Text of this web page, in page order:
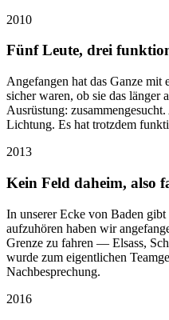
2010
Fünf Leute, drei
Angefangen hat das Ganze
sicher waren, ob sie das länger
Ausrüstung:
Lichtung. Es hat trotzdem
2013
Kein Feld daheim, also
In unserer Ecke von Baden
aufzuhören haben wir
Grenze zu fahren — Elsass,
wurde zum eigentlichen
Nachbesprechung.
2016